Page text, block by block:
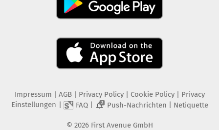
Impressum AGB Privacy Policy| Cookie Policy| Privacy
Einstellungen
FAQ| 2 Push-Nachrichten Netiquette
© 2026 First Avenue GmbH